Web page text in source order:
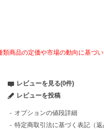
商品の定価や市場の動向に基づ
レビューを見る(0件)
レビューを投稿
オプションの値段詳細
特定商取引法に基づく表記（返